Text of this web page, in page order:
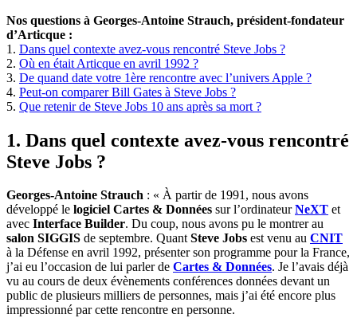
Nos questions à Georges-Antoine Strauch, président-fondateur
d’Articque :
1. Dans quel contexte avez-vous rencontré Steve Jobs ?
2. Où en était Articque en avril 1992 ?
3. De quand date votre 1ère rencontre avec l’univers Apple ?
4. Peut-on comparer Bill Gates à Steve Jobs ?
5. Que retenir de Steve Jobs 10 ans après sa mort ?
1. Dans quel contexte avez-vous rencontré
Steve Jobs ?
Georges-Antoine Strauch : « À partir de 1991, nous avons
développé le logiciel Cartes & Données sur l’ordinateurNeXT et
avec Interface Builder. Du coup, nous avons pu le montrer au
salon SIGGIS de septembre. QuantSteve Jobs est venu au CNIT
à la Défense en avril 1992, présenter son programme pour la France,
j’ai eu l’occasion de lui parler de Cartes & Données. Je l’avais déjà
vu au cours de deux évènements conférences données devant un
public de plusieurs milliers de personnes, mais j’ai été encore plus
impressionné par cette rencontre en personne.